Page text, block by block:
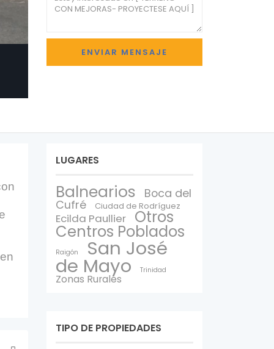
LUGARES
Balnearios Boca del
Cufré Ciudad de Rodríguez
Ecilda Paullier Otros
Centros Poblados
Raigón San José
de Mayo Trinidad
Zonas Rurales
TIPO DE PROPIEDADES